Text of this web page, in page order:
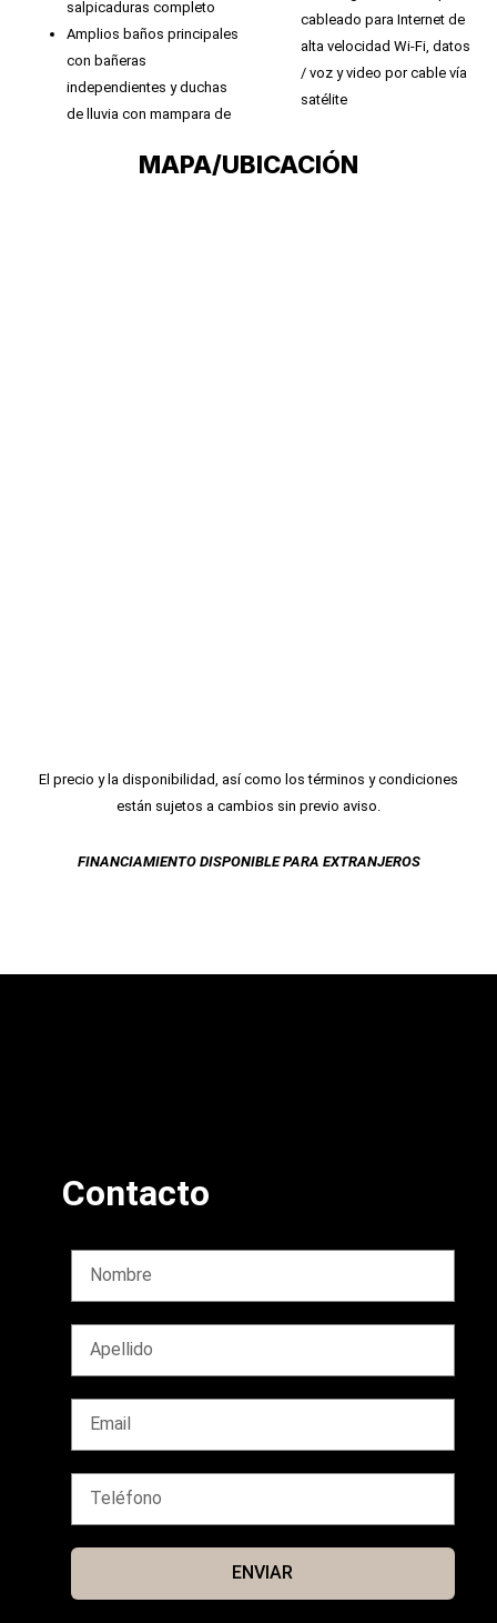
salpicaduras completo
Amplios baños principales
con bañeras
independientes y duchas
de lluvia con mampara de
cableado para Internet de
alta velocidad Wi-Fi, datos
/ voz y video por cable vía
satélite
MAPA/UBICACIÓN
El precio y la disponibilidad, así como los términos y condiciones
están sujetos a cambios sin previo aviso.
FINANCIAMIENTO DISPONIBLE PARA EXTRANJEROS
Contacto
ENVIAR